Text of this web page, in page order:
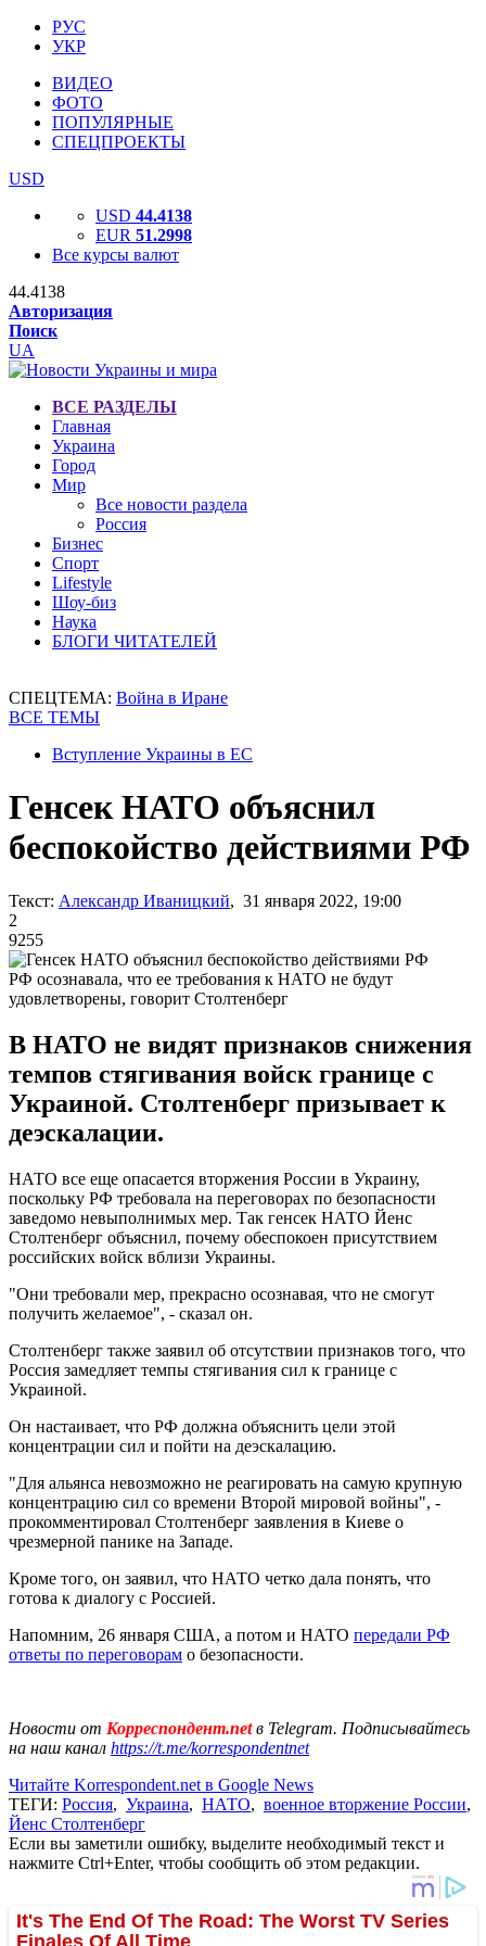
РУС
УКР
ВИДЕО
ФОТО
ПОПУЛЯРНЫЕ
СПЕЦПРОЕКТЫ
USD
USD 44.4138
EUR 51.2998
Все курсы валют
44.4138
Авторизация
Поиск
UA
ВСЕ РАЗДЕЛЫ
Главная
Украина
Город
Мир
Все новости раздела
Россия
Бизнес
Спорт
Lifestyle
Шоу-биз
Наука
БЛОГИ ЧИТАТЕЛЕЙ
СПЕЦТЕМА: Война в Иране
ВСЕ ТЕМЫ
Вступление Украины в ЕС
Генсек НАТО объяснил
беспокойство действиями РФ
Текст: Александр Иваницкий, 31 января 2022, 19:00
2
9255
РФ осознавала, что ее требования к НАТО не будут
удовлетворены, говорит Столтенберг
В НАТО не видят признаков снижения
темпов стягивания войск границе с
Украиной. Столтенберг призывает к
деэскалации.
НАТО все еще опасается вторжения России в Украину,
поскольку РФ требовала на переговорах по безопасности
заведомо невыполнимых мер. Так генсек НАТО Йенс
Столтенберг объяснил, почему обеспокоен присутствием
российских войск вблизи Украины.
"Они требовали мер, прекрасно осознавая, что не смогут
получить желаемое", - сказал он.
Столтенберг также заявил об отсутствии признаков того, что
Россия замедляет темпы стягивания сил к границе с
Украиной.
Он настаивает, что РФ должна объяснить цели этой
концентрации сил и пойти на деэскалацию.
"Для альянса невозможно не реагировать на самую крупную
концентрацию сил со времени Второй мировой войны", -
прокомментировал Столтенберг заявления в Киеве о
чрезмерной панике на Западе.
Кроме того, он заявил, что НАТО четко дала понять, что
готова к диалогу с Россией.
Напомним, 26 января США, а потом и НАТО передали РФ
ответы по переговорам о безопасности.
Новости от Корреспондент.netв Telegram. Подписывайтесь
на наш канал https://t.me/korrespondentnet
Читайте Korrespondent.net в Google News
ТЕГИ: Россия, Украина, НАТО, военное вторжение России,
Йенс Столтенберг
Если вы заметили ошибку, выделите необходимый текст и
нажмите Ctrl+Enter, чтобы сообщить об этом редакции.